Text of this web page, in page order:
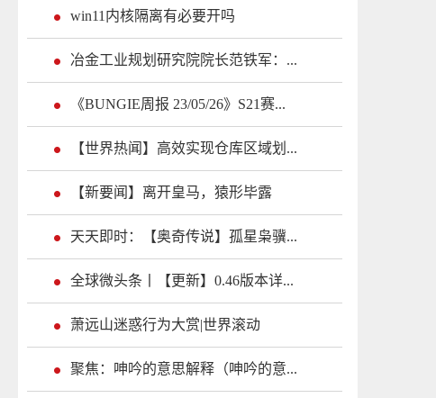
win11内核隔离有必要开吗
冶金工业规划研究院院长范铁军：...
《BUNGIE周报 23/05/26》S21赛...
【世界热闻】高效实现仓库区域划...
【新要闻】离开皇马，猿形毕露
天天即时：【奥奇传说】孤星枭骥...
全球微头条丨【更新】0.46版本详...
萧远山迷惑行为大赏|世界滚动
聚焦：呻吟的意思解释（呻吟的意...